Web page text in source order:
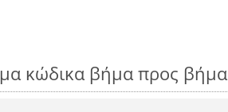
κώδικα βήμα προς βήμα